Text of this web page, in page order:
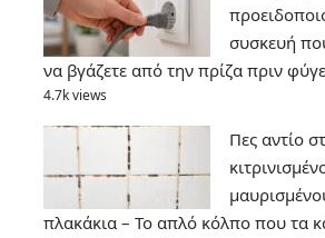
συσκευή
να βγάζετε από την πρίζα πριν
4.7k views
Πες αντίο
πλακάκια – Το απλό κόλπο που τα